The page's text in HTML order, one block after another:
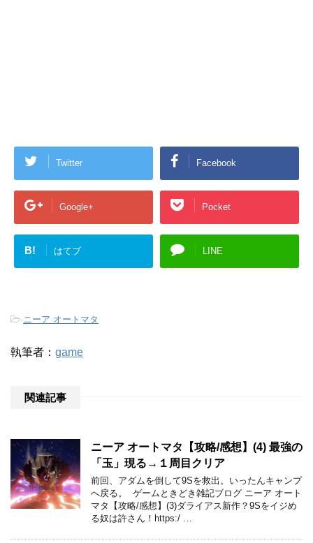
Twitter Facebook
Google+ Pocket
B! はてブ LINE
-ニーア オートマタ
執筆者： game
関連記事
ニーア オートマタ【攻略/感想】(4) 最強の
「玉」現る→１周目クリア
前回、アダムを倒して9Sを救出。いったんキャンプ
へ戻る。 ゲームときどき雑記ブログ ニーア オート
マタ【攻略/感想】(3)ダライアス新作？9Sをイジめ
る奴は許さん！https:/ …